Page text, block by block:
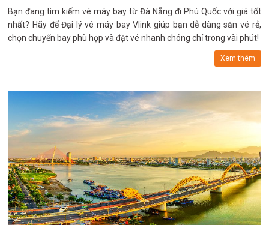
Bạn đang tìm kiếm vé máy bay từ Đà Nẵng đi Phú Quốc với giá tốt
nhất? Hãy để Đại lý vé máy bay Vlink giúp bạn dễ dàng săn vé rẻ,
chọn chuyến bay phù hợp và đặt vé nhanh chóng chỉ trong vài phút!
Xem thêm